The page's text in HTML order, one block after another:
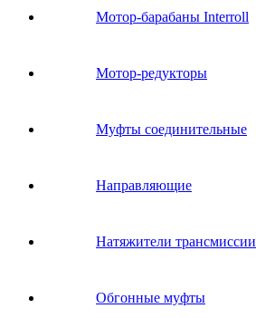
Мотор-барабаны Interroll
Мотор-редукторы
Муфты соединительные
Направляющие
Натяжители трансмиссии
Обгонные муфты